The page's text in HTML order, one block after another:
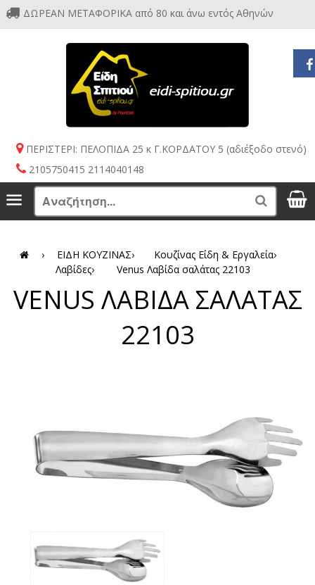
ΔΩΡΕΑΝ ΜΕΤΑΦΟΡΙΚΑ από 80 και άνω εντός Αθηνών
ΠΕΡΙΣΤΕΡΙ: ΠΕΛΟΠΙΔΑ 25 κ Γ.ΚΟΡΔΑΤΟΥ 5 (αδιέξοδο στενό)
2105750415 2114040148
Menu Search
› ΕΙΔΗ ΚΟΥΖΙΝΑΣ› Κουζίνας Είδη & Εργαλεία›
Λαβίδες› Venus Λαβίδα σαλάτας 22103
VENUS ΛΑΒΙΔΑ ΣΑΛΑΤΑΣ
22103